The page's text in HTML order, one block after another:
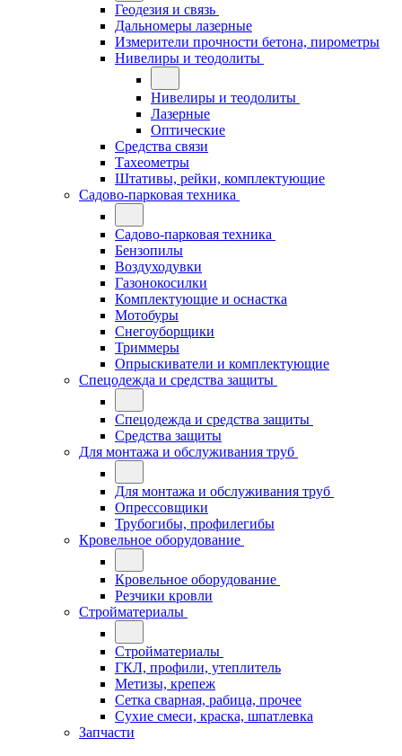
Геодезия и связь
Дальномеры лазерные
Измерители прочности бетона, пирометры
Нивелиры и теодолиты
Нивелиры и теодолиты
Лазерные
Оптические
Средства связи
Тахеометры
Штативы, рейки, комплектующие
Садово-парковая техника
Садово-парковая техника
Бензопилы
Воздуходувки
Газонокосилки
Комплектующие и оснастка
Мотобуры
Снегоуборщики
Триммеры
Опрыскиватели и комплектующие
Спецодежда и средства защиты
Спецодежда и средства защиты
Средства защиты
Для монтажа и обслуживания труб
Для монтажа и обслуживания труб
Опрессовщики
Трубогибы, профилегибы
Кровельное оборудование
Кровельное оборудование
Резчики кровли
Стройматериалы
Стройматериалы
ГКЛ, профили, утеплитель
Метизы, крепеж
Сетка сварная, рабица, прочее
Сухие смеси, краска, шпатлевка
Запчасти